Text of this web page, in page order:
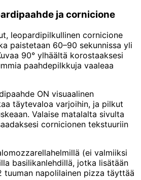
ja cornicione
leopardipilkullinen cornicione
paistetaan 60–90 sekunnissa yli
90° ylhäältä korostaaksesi
paahdepilkkuja vaaleaa
ON visuaalinen
täytevaloa varjoihin, ja pilkut
Valaise matalalta sivulta
cornicionen tekstuuriin
(ei valmiiksi
basilikanlehdillä, jotka lisätään
tuuman napolilainen pizza täyttää